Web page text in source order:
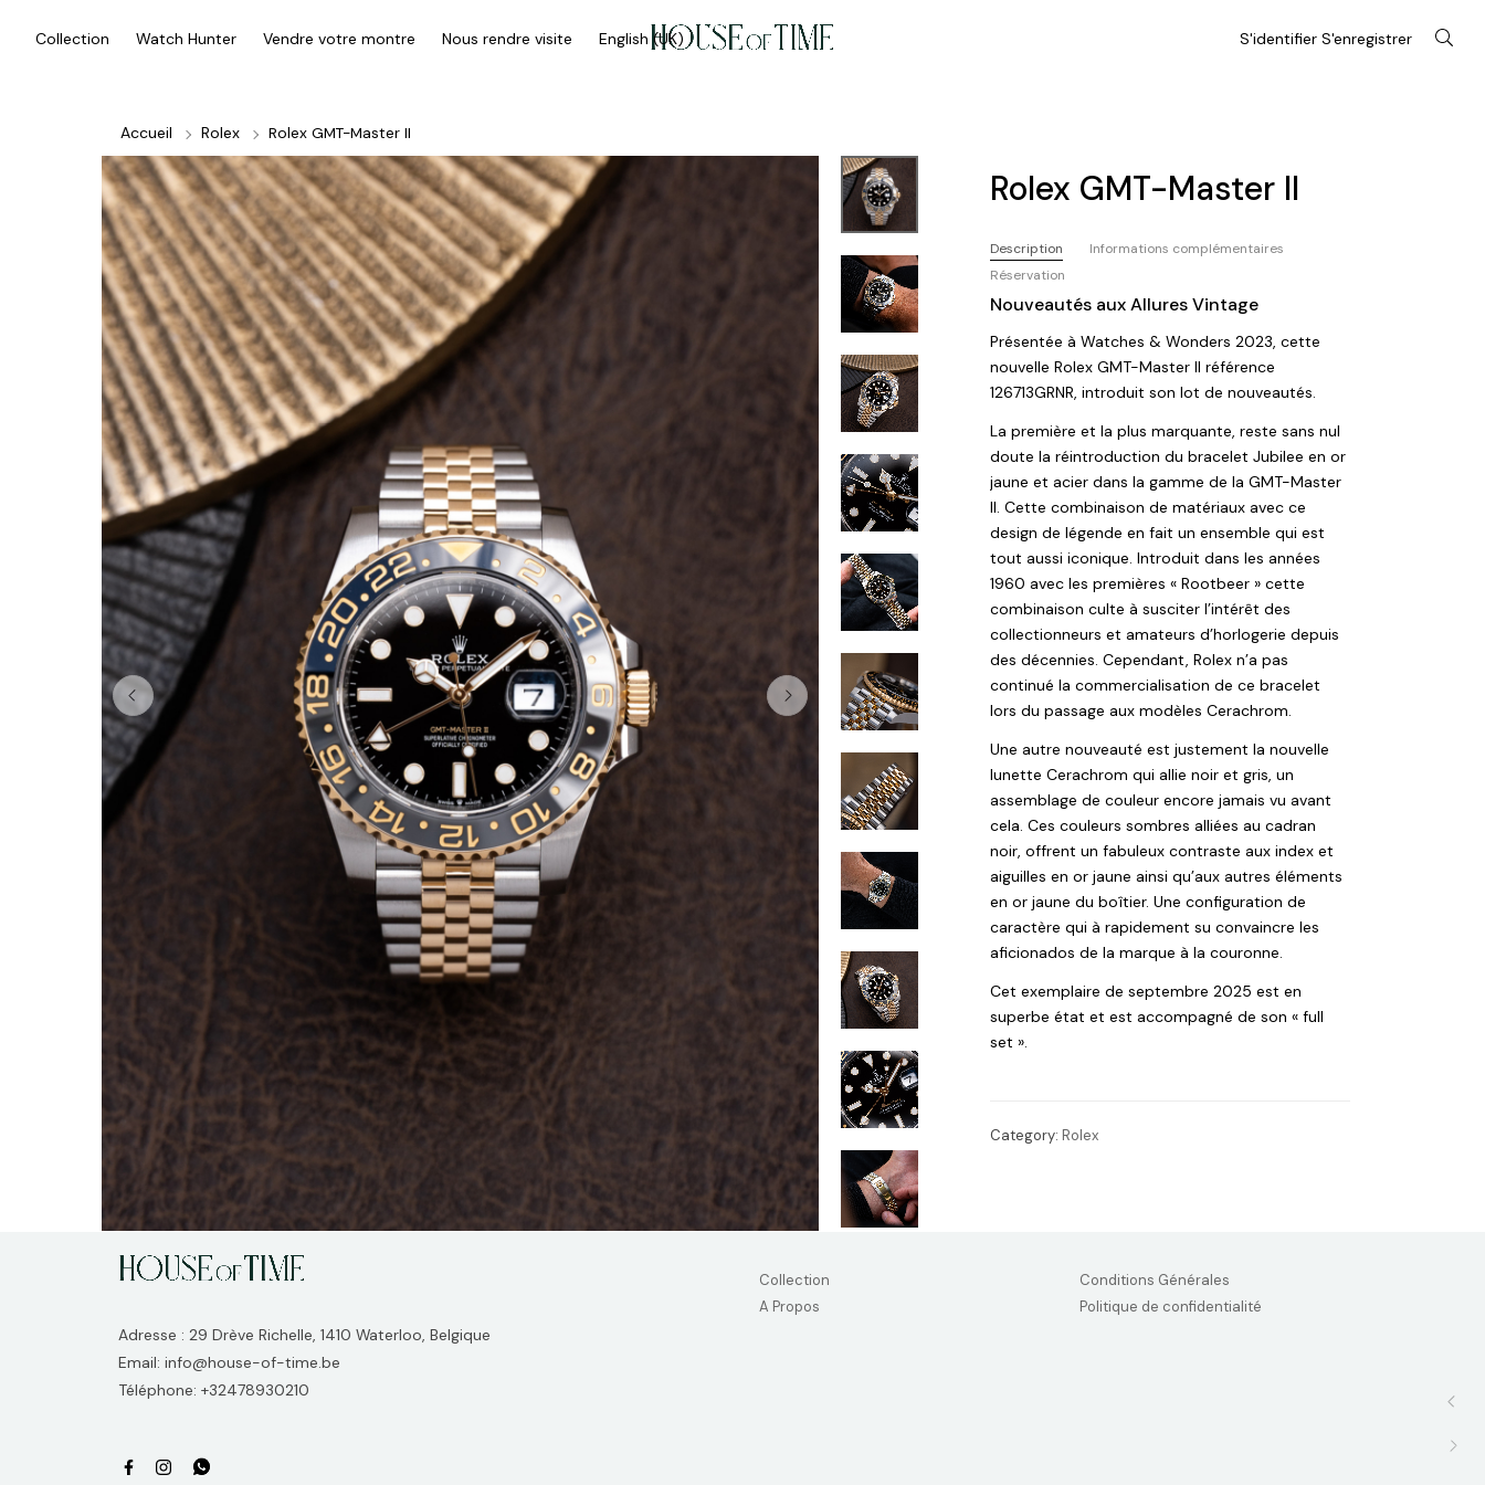
S'identifier S'enregistrer
Collection Watch Hunter Vendre votre montre Nous rendre visite English (UK)
Accueil Rolex Rolex GMT-Master II
Rolex GMT-Master II
Description
Informations complémentaires
Réservation
Nouveautés aux Allures Vintage
Présentée à Watches & Wonders 2023, cette
nouvelle Rolex GMT-Master II référence
126713GRNR, introduit son lot de nouveautés.
La première et la plus marquante, reste sans nul
doute la réintroduction du bracelet Jubilee en or
jaune et acier dans la gamme de la GMT-Master
II. Cette combinaison de matériaux avec ce
design de légende en fait un ensemble qui est
tout aussi iconique. Introduit dans les années
1960 avec les premières « Rootbeer » cette
combinaison culte à susciter l’intérêt des
collectionneurs et amateurs d’horlogerie depuis
des décennies. Cependant, Rolex n’a pas
continué la commercialisation de ce bracelet
lors du passage aux modèles Cerachrom.
Une autre nouveauté est justement la nouvelle
lunette Cerachrom qui allie noir et gris, un
assemblage de couleur encore jamais vu avant
cela. Ces couleurs sombres alliées au cadran
noir, offrent un fabuleux contraste aux index et
aiguilles en or jaune ainsi qu’aux autres éléments
en or jaune du boîtier. Une configuration de
caractère qui à rapidement su convaincre les
aficionados de la marque à la couronne.
Cet exemplaire de septembre 2025 est en
superbe état et est accompagné de son « full
set ».
Category: Rolex
Adresse : 29 Drève Richelle, 1410 Waterloo, Belgique
Email: info@house-of-time.be
Téléphone: +32478930210
Collection
A Propos
Conditions Générales
Politique de confidentialité